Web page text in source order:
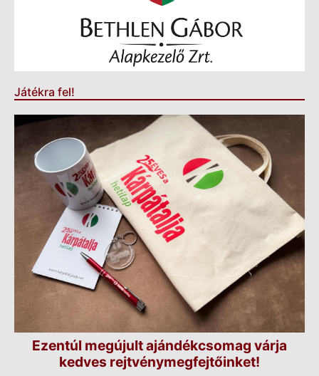
Játékra fel!
Ezentúl megújult ajándékcsomag várja
kedves rejtvénymegfejtőinket!